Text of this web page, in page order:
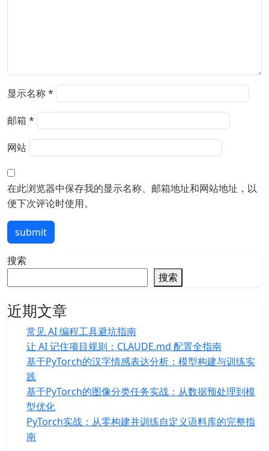
显示名称*
邮箱 *
网站
在此浏览器中保存我的显示名称、邮箱地址和网站地址，以
便下次评论时使用。
submit
搜索
搜索
近期文章
常见 AI 编程工具避坑指南
让 AI 记住项目规则：CLAUDE.md 配置全指南
基于PyTorch的汉字情感表达分析：模型构建与训练实
践
基于PyTorch的图像分类任务实战：从数据预处理到模
型优化
PyTorch实战：从零构建并训练自定义语料库的完整指
南